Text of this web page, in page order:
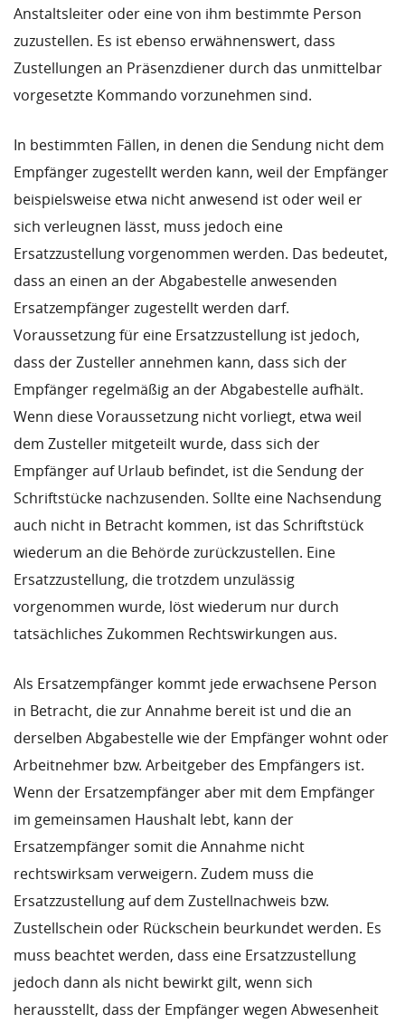
Anstaltsleiter oder eine von ihm bestimmte Person
zuzustellen. Es ist ebenso erwähnenswert, dass
Zustellungen an Präsenzdiener durch das unmittelbar
vorgesetzte Kommando vorzunehmen sind.
In bestimmten Fällen, in denen die Sendung nicht dem
Empfänger zugestellt werden kann, weil der Empfänger
beispielsweise etwa nicht anwesend ist oder weil er
sich verleugnen lässt, muss jedoch eine
Ersatzzustellung vorgenommen werden. Das bedeutet,
dass an einen an der Abgabestelle anwesenden
Ersatzempfänger zugestellt werden darf.
Voraussetzung für eine Ersatzzustellung ist jedoch,
dass der Zusteller annehmen kann, dass sich der
Empfänger regelmäßig an der Abgabestelle aufhält.
Wenn diese Voraussetzung nicht vorliegt, etwa weil
dem Zusteller mitgeteilt wurde, dass sich der
Empfänger auf Urlaub befindet, ist die Sendung der
Schriftstücke nachzusenden. Sollte eine Nachsendung
auch nicht in Betracht kommen, ist das Schriftstück
wiederum an die Behörde zurückzustellen. Eine
Ersatzzustellung, die trotzdem unzulässig
vorgenommen wurde, löst wiederum nur durch
tatsächliches Zukommen Rechtswirkungen aus.
Als Ersatzempfänger kommt jede erwachsene Person
in Betracht, die zur Annahme bereit ist und die an
derselben Abgabestelle wie der Empfänger wohnt oder
Arbeitnehmer bzw. Arbeitgeber des Empfängers ist.
Wenn der Ersatzempfänger aber mit dem Empfänger
im gemeinsamen Haushalt lebt, kann der
Ersatzempfänger somit die Annahme nicht
rechtswirksam verweigern. Zudem muss die
Ersatzzustellung auf dem Zustellnachweis bzw.
Zustellschein oder Rückschein beurkundet werden. Es
muss beachtet werden, dass eine Ersatzzustellung
jedoch dann als nicht bewirkt gilt, wenn sich
herausstellt, dass der Empfänger wegen Abwesenheit